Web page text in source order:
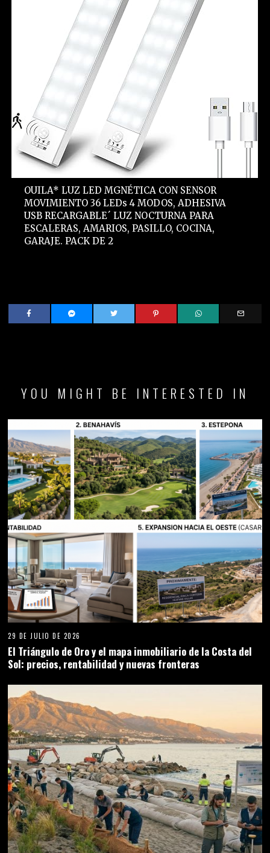
OUILA* LUZ LED MGNÉTICA CON SENSOR
MOVIMIENTO 36 LEDs 4 MODOS, ADHESIVA
USB RECARGABLE´ LUZ NOCTURNA PARA
ESCALERAS, AMARIOS, PASILLO, COCINA,
GARAJE. PACK DE 2
YOU MIGHT BE INTERESTED IN
29 DE JULIO DE 2026
El Triángulo de Oro y el mapa inmobiliario de la Costa del
Sol: precios, rentabilidad y nuevas fronteras